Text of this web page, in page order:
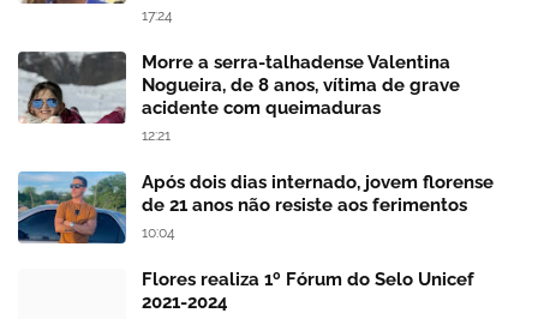
17:24
Morre a serra-talhadense Valentina
Nogueira, de 8 anos, vítima de grave
acidente com queimaduras
12:21
Após dois dias internado, jovem florense
de 21 anos não resiste aos ferimentos
10:04
Flores realiza 1º Fórum do Selo Unicef
2021-2024